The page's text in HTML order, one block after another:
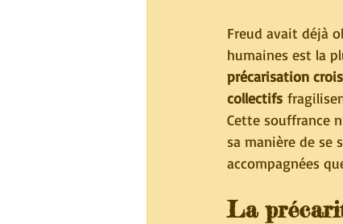
Freud avait déjà
humaines est la
précarisation
collectifs
Cette souffrance
sa manière de se
accompagnées
La